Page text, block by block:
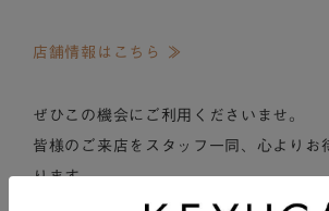
店舗情報はこちら ≫
ぜひこの機会にご利用くださいませ。
皆様のご来店をスタッフ一同、心よりお
ります。